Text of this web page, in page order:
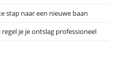
stap naar een nieuwe baan
je je ontslag professioneel